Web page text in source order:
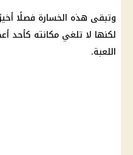
وتبقى هذه الخسارة فصلًا
لكنها لا تلغي مكانته كأحد
اللعبة.